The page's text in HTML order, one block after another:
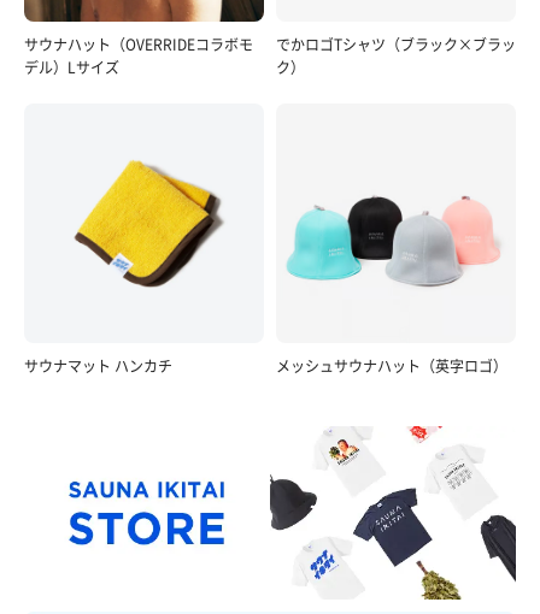
サッポロ黒ラベル
イオンウォーター
サウナハット（OVERRIDEコラボモ
デル）Lサイズ
でかロゴTシャツ（ブラック×ブラッ
ク）
サウナマット ハンカチ メッシュサウナハット（英字ロゴ）